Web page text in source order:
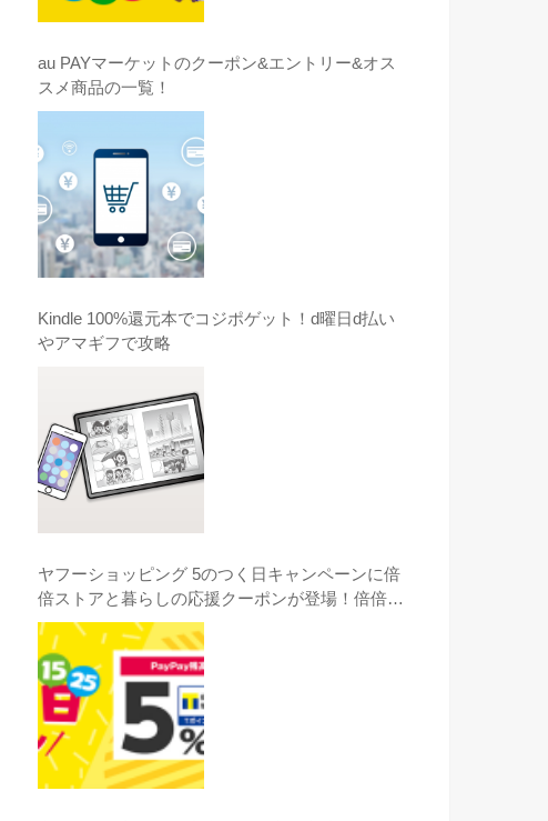
au PAYマーケットのクーポン&エントリー&オス
スメ商品の一覧！
Kindle 100%還元本でコジポゲット！d曜日d払い
やアマギフで攻略
ヤフーショッピング 5のつく日キャンペーンに倍
倍ストアと暮らしの応援クーポンが登場！倍倍ス
トアのコジマのGOPRO HERO8がオススメ！